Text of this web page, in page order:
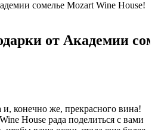
от Академии
конечно же, прекрасного вина!
House рада поделиться с вами